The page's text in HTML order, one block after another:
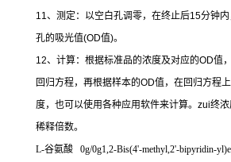
11、测定：以空白孔调零，在终止后15分钟内
孔的吸光值(OD值)。
12、计算：根据标准品的浓度及对应的OD值
回归方程，再根据样本的OD值，在回归方程
度，也可以使用各种应用软件来计算。 zui终
稀释倍数。
L-谷氨酸 0g/0g1,2-Bis(4'-methyl,2'-bipyridin-